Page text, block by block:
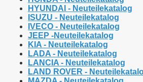
HYUNDAI - Neuteilekatalog
ISUZU - Neuteilekatalog
IVECO - Neuteilekatalog
JEEP -Neuteilekatalog
KIA - Neuteilekatalog
LADA - Neuteilekatalog
LANCIA - Neuteilekatalog
LAND ROVER -